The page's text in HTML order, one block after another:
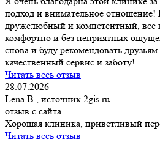
подход и внимательное отношение!
дружелюбный и компетентный, все
комфортно и без неприятных
снова и буду рекомендовать
качественный сервис и заботу!
Читать весь отзыв
28.07.2026
Lena B., источник 2gis.ru
отзыв с сайта
Хорошая клиника, приветливый
Читать весь отзыв